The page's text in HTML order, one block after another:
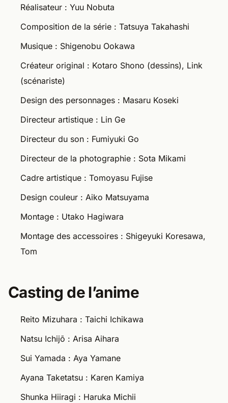
Réalisateur : Yuu Nobuta
Composition de la série : Tatsuya Takahashi
Musique : Shigenobu Ookawa
Créateur original : Kotaro Shono (dessins), Link
(scénariste)
Design des personnages : Masaru Koseki
Directeur artistique : Lin Ge
Directeur du son : Fumiyuki Go
Directeur de la photographie : Sota Mikami
Cadre artistique : Tomoyasu Fujise
Design couleur : Aiko Matsuyama
Montage : Utako Hagiwara
Montage des accessoires : Shigeyuki Koresawa,
Tom
Casting de l’anime
Reito Mizuhara : Taichi Ichikawa
Natsu Ichijō : Arisa Aihara
Sui Yamada : Aya Yamane
Ayana Taketatsu : Karen Kamiya
Shunka Hiiragi : Haruka Michii